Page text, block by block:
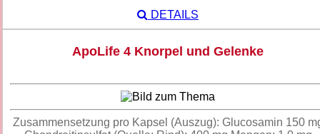
DETAILS
ApoLife 4 Knorpel und Gelenke
Zusammensetzung pro Kapsel (Auszug): Glucosamin 150